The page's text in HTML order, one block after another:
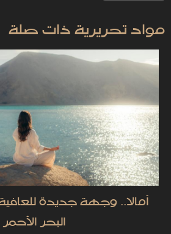
مواد تحريرية ذات صلة
أمالا.. وجهة جديدة
البحر الأحمر